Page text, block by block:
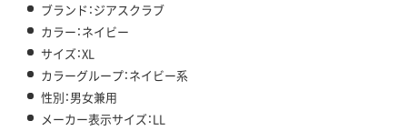
ブランド：ジアスクラブ
カラー：ネイビー
サイズ：XL
カラーグループ：ネイビー系
性別：男女兼用
メーカー表示サイズ：LL